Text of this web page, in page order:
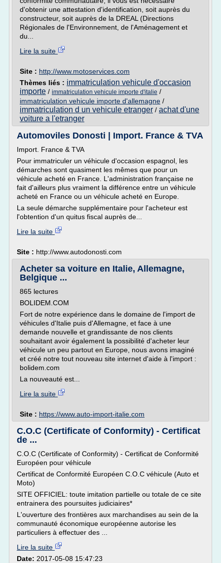
d'obtenir une attestation d'identification, soit auprès du
constructeur, soit auprès de la DREAL (Directions
Régionales de l'Environnement, de l'Aménagement et
du...
Lire la suite
Site : http://www.motoservices.com
Thèmes liés : immatriculation vehicule d'occasion
importe / immatriculation vehicule importe d'italie /
immatriculation vehicule importe d'allemagne /
immatriculation d un vehicule etranger / achat d'une
voiture a l'etranger
Automoviles Donosti | Import. France & TVA
Import. France & TVA
Pour immatriculer un véhicule d'occasion espagnol, les
démarches sont quasiment les mêmes que pour un
véhicule acheté en France. L'administration française ne
fait d'ailleurs plus vraiment la différence entre un véhicule
acheté en France ou un véhicule acheté en Europe.
La seule démarche supplémentaire pour l'acheteur est
l'obtention d'un quitus fiscal auprès de...
Lire la suite
Site : http://www.autodonosti.com
Acheter sa voiture en Italie, Allemagne,
Belgique ...
865 lectures
BOLIDEM.COM
Fort de notre expérience dans le domaine de l'import de
véhicules d'Italie puis d'Allemagne, et face à une
demande nouvelle et grandissante de nos clients
souhaitant avoir également la possibilité d'acheter leur
véhicule un peu partout en Europe, nous avons imaginé
et créé notre tout nouveau site internet d'aide à l'import :
bolidem.com
La nouveauté est...
Lire la suite
Site : https://www.auto-import-italie.com
C.O.C (Certificate of Conformity) - Certificat
de ...
C.O.C (Certificate of Conformity) - Certificat de Conformité
Européen pour véhicule
Certificat de Conformité Européen C.O.C véhicule (Auto et
Moto)
SITE OFFICIEL: toute imitation partielle ou totale de ce site
entrainera des poursuites judiciaires*
L'ouverture des frontières aux marchandises au sein de la
communauté économique européenne autorise les
particuliers à effectuer des ...
Lire la suite
Date: 2017-05-08 15:47:23